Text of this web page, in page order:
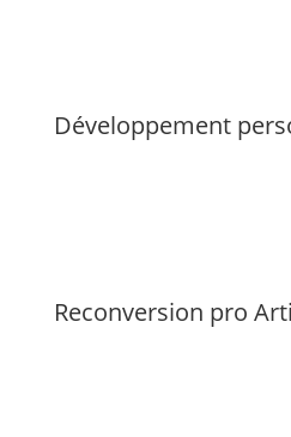
Développement
Reconversion pro